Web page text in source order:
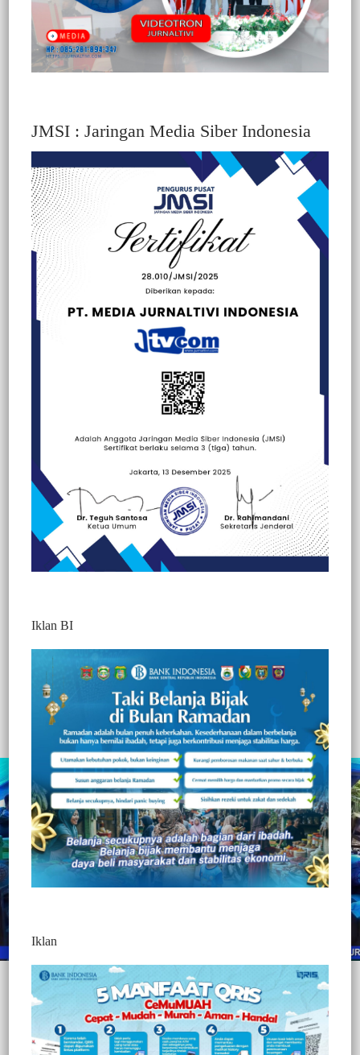
BERITA VIDEO : RIBUAN PENGUNGSI
DI TAPALANG, BERDESAKAN DALAM
TENDA DARURAT
Redaksi Jurnaltivi
0 Min Baca
Sabtu, 30 Januari 2021
298
Post Views: 298
JMSI : Jaringan Media Siber Indonesia
Iklan BI
Iklan